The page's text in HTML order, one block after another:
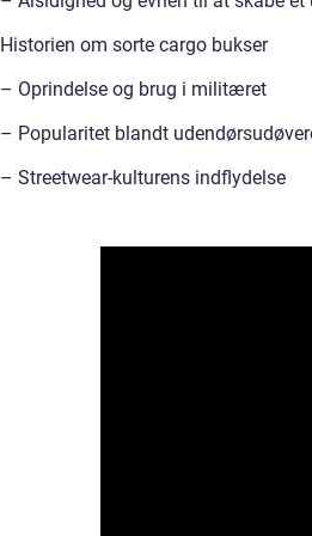
Historien om sorte cargo bukser
– Oprindelse og brug i militæret
– Popularitet blandt
– Streetwear-kulturens indflydelse